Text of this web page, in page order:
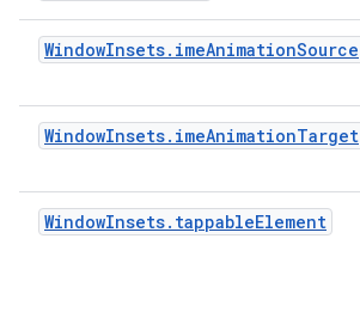
WindowInsets.imeAnimationSource
WindowInsets.imeAnimationTarget
WindowInsets.tappableElement